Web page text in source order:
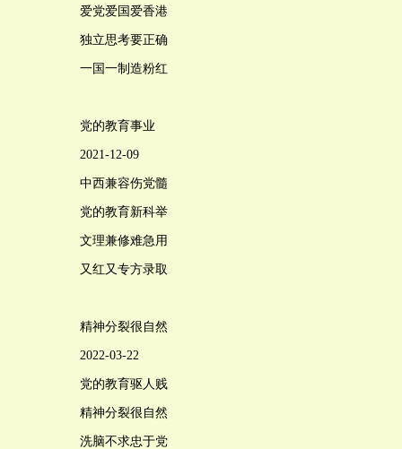
爱党爱国爱香港
独立思考要正确
一国一制造粉红
党的教育事业
2021-12-09
中西兼容伤党髓
党的教育新科举
文理兼修难急用
又红又专方录取
精神分裂很自然
2022-03-22
党的教育驱人贱
精神分裂很自然
洗脑不求忠于党